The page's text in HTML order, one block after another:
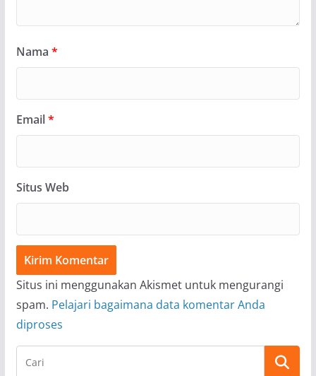
Nama *
Email*
Situs Web
Situs ini menggunakan Akismet untuk mengurangi
spam. Pelajari bagaimana data komentar Anda
diproses